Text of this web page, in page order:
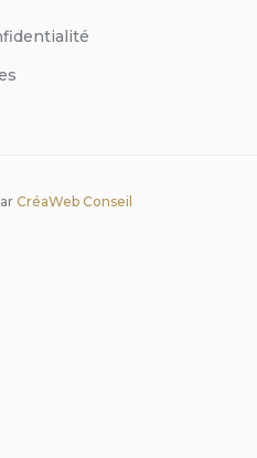
CréaWeb Conseil